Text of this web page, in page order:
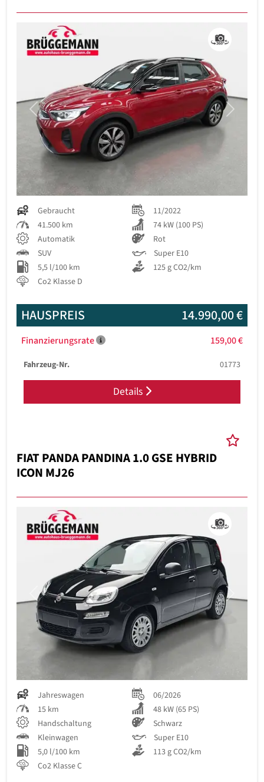
Previous Next
Gebraucht
11/2022
41.500 km
74 kW (100 PS)
Automatik
Rot
SUV
Super E10
5,5 l/100 km
125 g CO2/km
Co2 Klasse D
HAUSPREIS 14.990,00 €
Finanzierungsrate 159,00 €
Fahrzeug-Nr. 01773
Details
FIAT PANDA PANDINA 1.0 GSE HYBRID
ICON MJ26
Previous Next
Jahreswagen
06/2026
15 km
48 kW (65 PS)
Handschaltung
Schwarz
Kleinwagen
Super E10
5,0 l/100 km
113 g CO2/km
Co2 Klasse C